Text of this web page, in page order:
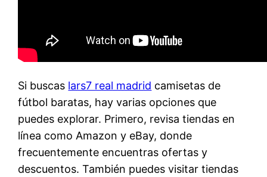
Si buscas lars7 real madrid camisetas de
fútbol baratas, hay varias opciones que
puedes explorar. Primero, revisa tiendas en
línea como Amazon y eBay, donde
frecuentemente encuentras ofertas y
descuentos. También puedes visitar tiendas